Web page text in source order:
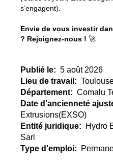
s’engagent).
Envie de vous investir
? Rejoignez-nous ! 🚀
Publié le: 5 août 2026
Lieu de travail:
Département: Comalu
Date d'ancienneté
Extrusions(EXSO)
Entité juridique:
Hydro
Sarl
Type d'emploi: